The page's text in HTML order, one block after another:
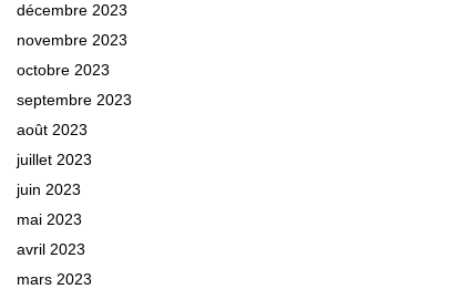
décembre 2023
novembre 2023
octobre 2023
septembre 2023
août 2023
juillet 2023
juin 2023
mai 2023
avril 2023
mars 2023